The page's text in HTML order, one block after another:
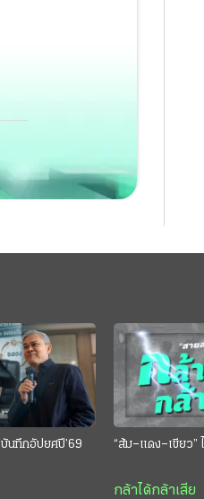
นทึกอัปยศปี’69 “ส้ม–แดง–เขียว”
กล้าได้กล้าเสีย